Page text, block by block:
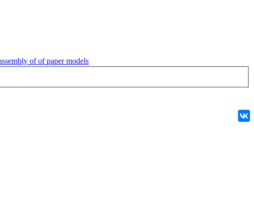
of of paper models